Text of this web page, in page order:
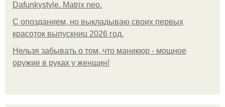
Dafunkystyle. Matrix neo.
С опозданием, но выкладываю своих первых
красоток выпускниц 2026 год.
Нельзя забывать о том, что маникюр - мощное
оружие в руках у женщин!